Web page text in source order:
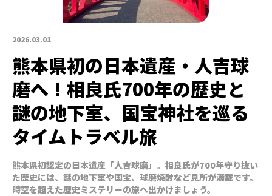
2026.03.01
熊本県初の日本遺産・人吉球
磨へ！相良氏700年の歴史と
謎の地下室、国宝神社を巡る
タイムトラベル旅
熊本県初認定の日本遺産「人吉球磨」。相良氏が700年守り抜い
た歴史には、謎の地下室や国宝、球磨焼酎など見所が満載です。
時空を超えた歴史ミステリーの旅へ出かけましょう。